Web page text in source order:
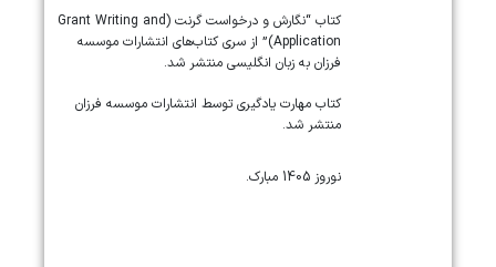
کتاب “نگارش و درخواست گرنت (Grant Writing and
Application)” از سری کتاب‌های انتشارات موسسه
فرزان به زبان انگلیسی منتشر شد.
کتاب مهارت یادگیری توسط انتشارات موسسه فرزان
منتشر شد.
نوروز 1405 مبارک.